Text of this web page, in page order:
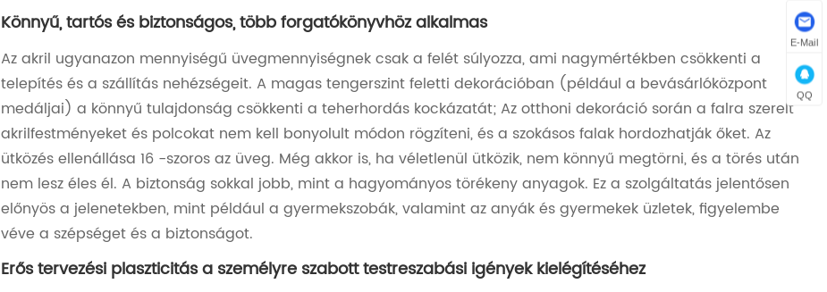
Könnyű, tartós és biztonságos, több forgatókönyvhöz alkalmas
Az akril ugyanazon mennyiségű üvegmennyiségnek csak a felét súlyozza, ami nagymértékben csökkenti a
telepítés és a szállítás nehézségeit. A magas tengerszint feletti dekorációban (például a bevásárlóközpont
medáljai) a könnyű tulajdonság csökkenti a teherhordás kockázatát; Az otthoni dekoráció során a falra szerelt
akrilfestményeket és polcokat nem kell bonyolult módon rögzíteni, és a szokásos falak hordozhatják őket. Az
ütközés ellenállása 16 -szoros az üveg. Még akkor is, ha véletlenül ütközik, nem könnyű megtörni, és a törés után
nem lesz éles él. A biztonság sokkal jobb, mint a hagyományos törékeny anyagok. Ez a szolgáltatás jelentősen
előnyös a jelenetekben, mint például a gyermekszobák, valamint az anyák és gyermekek üzletek, figyelembe
véve a szépséget és a biztonságot.
Erős tervezési plaszticitás a személyre szabott testreszabási igények kielégítéséhez
E-Mail
QQ